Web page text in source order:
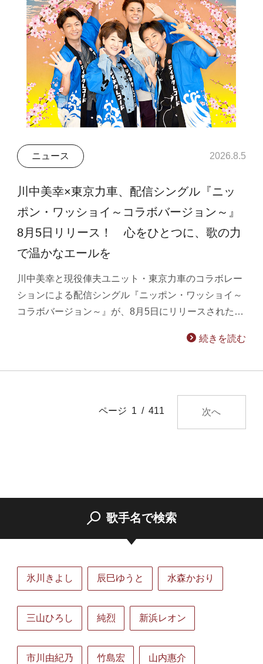
ニュース 2026.8.5
川中美幸×東京力車、配信シングル『ニッ
ポン・ワッショイ～コラボバージョン～』
8月5日リリース！ 心をひとつに、歌の力
で温かなエールを
川中美幸と現役俥夫ユニット・東京力車のコラボレー
ションによる配信シングル『ニッポン・ワッショイ～
コラボバージョン～』が、8月5日にリリースされた…
続きを読む
ページ 1 / 411 次へ
歌手名で検索
氷川きよし 辰巳ゆうと 水森かおり
三山ひろし 純烈 新浜レオン
市川由紀乃 竹島宏 山内惠介